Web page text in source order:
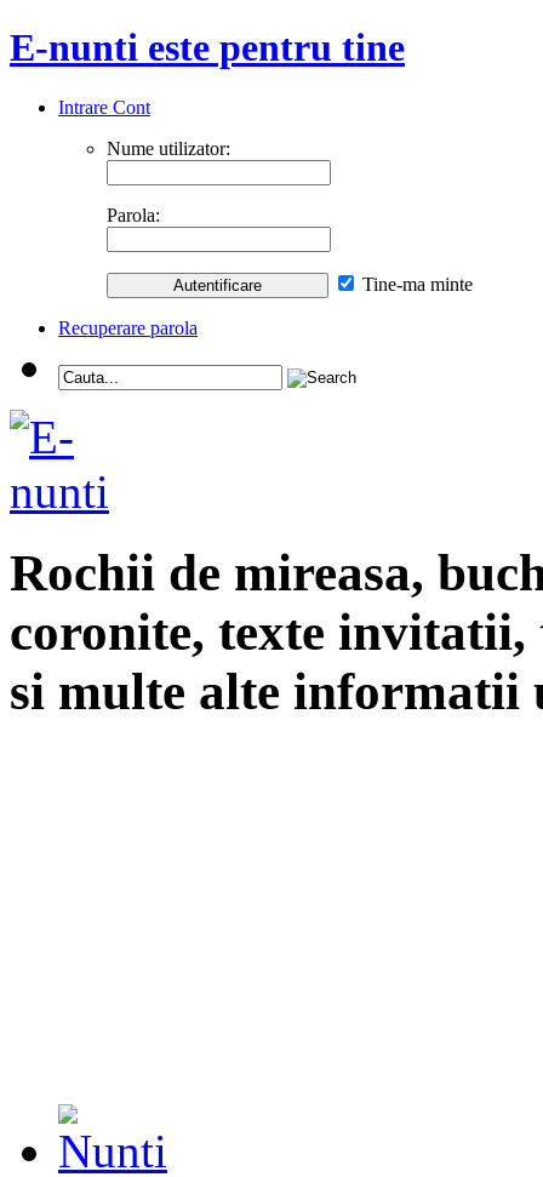
E-nunti este pentru tine
Intrare Cont
Nume utilizator:
Parola:
Tine-ma minte
Recuperare parola
Rochii de mireasa,
coronite, texte
si multe alte informatii